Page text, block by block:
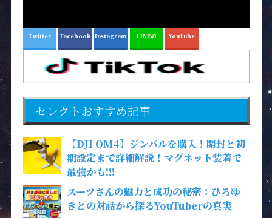
Twitter Facebook Instagram LINE@ YouTube
セレクトおすすめ記事
【DJI OM4】ジンバルを購入！開封と初
期設定まで詳細解説！マグネット装着で
最強かも!!!
スーツさんの魅力と成功の秘密：ひろゆ
きとの対話から探るYouTuberの真実